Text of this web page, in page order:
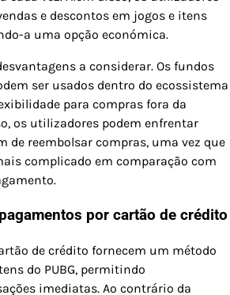
e descontos em jogos e itens
a uma opção económica.
a considerar. Os fundos
ser usados dentro do ecossistema
para compras fora da
os utilizadores podem enfrentar
de reembolsar compras, uma vez que
complicado em comparação com
por cartão de crédito
de crédito fornecem um método
do PUBG, permitindo
imediatas. Ao contrário da